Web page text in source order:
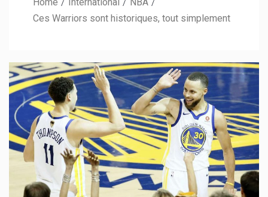
Ces Warriors sont historiques, tout simplement